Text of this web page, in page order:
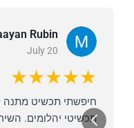
Rubin
July 20
★★★★★
חיפשתי תכשיט מתנה
תכשיטי יהלומים.